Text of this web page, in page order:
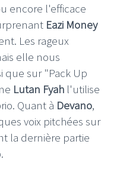
encore l'efficace
Eazi Money
Les rageux
elle nous
que sur "Pack Up
Lutan Fyah l'utilise
Quant à Devano,
voix pitchées sur
la dernière partie